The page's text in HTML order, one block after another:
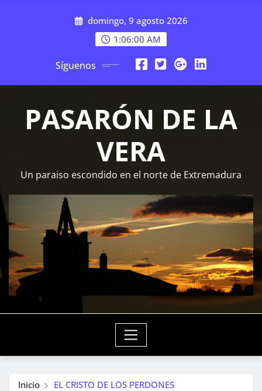
domingo, 9 agosto 2026
1:06:01 AM
Síguenos
PASARÓN DE LA
VERA
Un paraiso escondido en el norte de Extremadura
Inicio EL CRISTO DE LOS PERDONES